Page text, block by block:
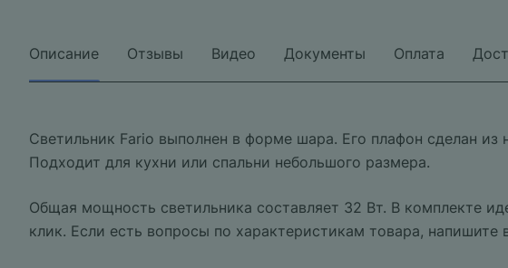
Описание Отзывы Видео Документы Оплата
Светильник Fario выполнен в форме шара. Его плафон сделан из
Подходит для кухни или спальни небольшого размера.
Общая мощность светильника составляет 32 Вт. В комплекте
клик. Если есть вопросы по характеристикам товара,